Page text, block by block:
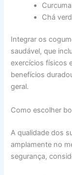
Chá
Integrar os
saudável, que
exercícios físicos
benefícios
geral.
Como escolher
A qualidade dos
amplamente no
segurança,